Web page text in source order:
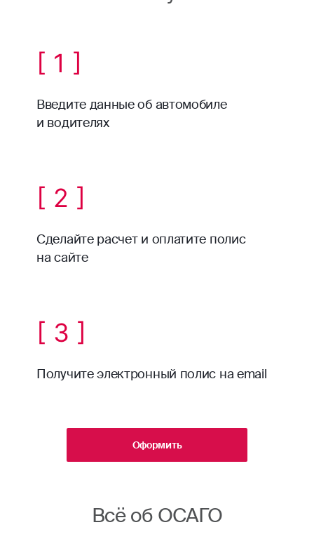
[ 1 ]
Введите данные об автомобиле
и водителях
[ 2 ]
Сделайте расчет и оплатите полис
на сайте
[ 3 ]
Получите электронный полис на email
Оформить
Всё об ОСАГО